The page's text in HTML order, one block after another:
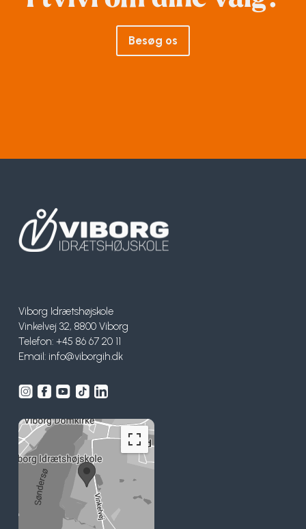
Besøg os
Viborg Idrætshøjskole
Vinkelvej 32, 8800 Viborg
Telefon: +45 86 67 20 11
Email: info@viborgih.dk